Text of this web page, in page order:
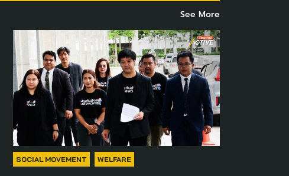
See More
SOCIAL MOVEMENT WELFARE